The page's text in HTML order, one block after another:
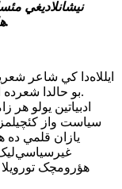
نيشانلاديغي
هاميدان چوخ شاعرين اؤز ديلينده گوجسوزدور.
ايللاه‌دا کي شاعر
بو حالدا شعرده اولان ـ قالان گوج ده سانکي يئللره سوورولور.
ادبياتين يولو هر
سياست واز
يازان قلمي ده
هؤرومچک تورويلا